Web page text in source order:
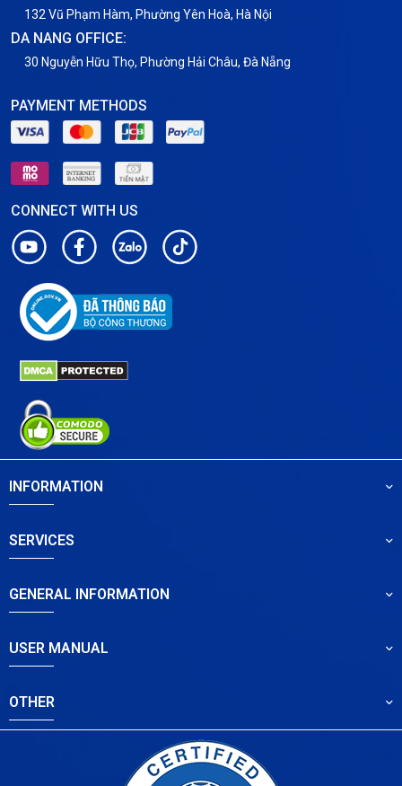
132 Vũ Phạm Hàm, Phường Yên Hoà, Hà Nội
DA NANG OFFICE:
30 Nguyễn Hữu Thọ, Phường Hải Châu, Đà Nẵng
PAYMENT METHODS
CONNECT WITH US
INFORMATION
SERVICES
GENERAL INFORMATION
USER MANUAL
OTHER